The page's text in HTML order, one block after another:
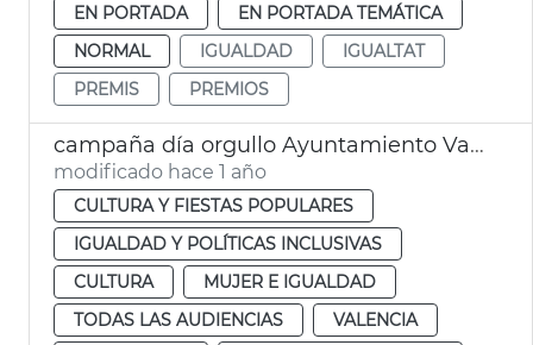
EN PORTADA
EN PORTADA TEMÁTICA
NORMAL
IGUALDAD
IGUALTAT
PREMIS
PREMIOS
campaña día orgullo Ayuntamiento València
modificado hace 1 año
CULTURA Y FIESTAS POPULARES
IGUALDAD Y POLÍTICAS INCLUSIVAS
CULTURA
MUJER E IGUALDAD
TODAS LAS AUDIENCIAS
VALENCIA